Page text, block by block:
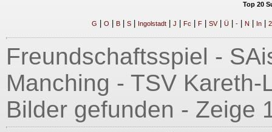
Top 20
G O B| S| Ingolstadt| J Fc F| SV| Ü| -| N In| 2
Freundschaftsspiel -
Manching - TSV Kareth-
Bilder gefunden - Zeige